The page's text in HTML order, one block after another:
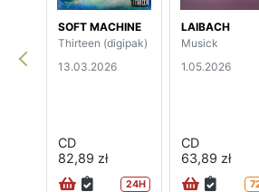
SOFT MACHINE
Thirteen (digipak)
13.03.2026
CD
82,89 zł
24H
LAIBACH
Musick
1.05.2026
CD
63,89 zł